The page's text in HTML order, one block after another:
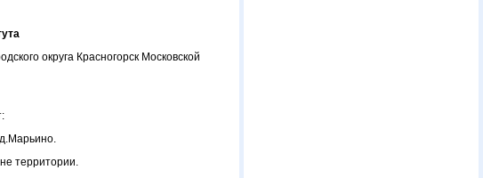
округа Красногорск Московской
территории.